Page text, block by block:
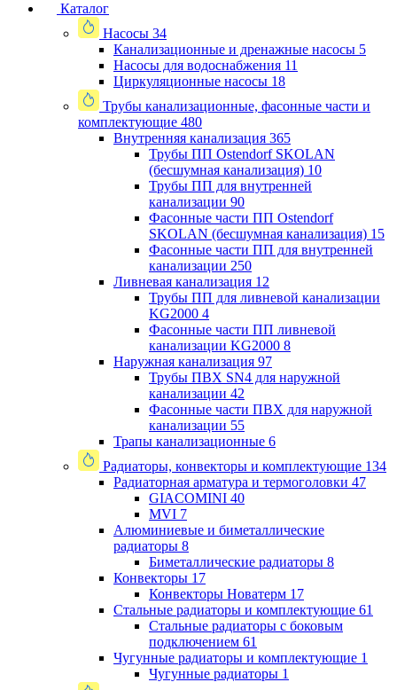
Каталог
Насосы 34
Канализационные и дренажные насосы 5
Насосы для водоснабжения 11
Циркуляционные насосы 18
Трубы канализационные, фасонные части и
комплектующие 480
Внутренняя канализация 365
Трубы ПП Ostendorf SKOLAN
(бесшумная канализация) 10
Трубы ПП для внутренней
канализации 90
Фасонные части ПП Ostendorf
SKOLAN (бесшумная канализация) 15
Фасонные части ПП для внутренней
канализации 250
Ливневая канализация 12
Трубы ПП для ливневой канализации
KG2000 4
Фасонные части ПП ливневой
канализации KG2000 8
Наружная канализация 97
Трубы ПВХ SN4 для наружной
канализации 42
Фасонные части ПВХ для наружной
канализации 55
Трапы канализационные 6
Радиаторы, конвекторы и комплектующие 134
Радиаторная арматура и термоголовки 47
GIACOMINI 40
MVI 7
Алюминиевые и биметаллические
радиаторы 8
Биметаллические радиаторы 8
Конвекторы 17
Конвекторы Новатерм 17
Стальные радиаторы и комплектующие 61
Стальные радиаторы с боковым
подключением 61
Чугунные радиаторы и комплектующие 1
Чугунные радиаторы 1